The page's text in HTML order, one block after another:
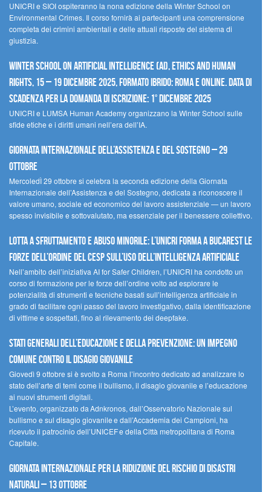
UNICRI e SIOI ospiteranno la nona edizione della Winter School on
Environmental Crimes. Il corso fornirà ai partecipanti una comprensione
completa dei crimini ambientali e delle attuali risposte del sistema di
giustizia.
Winter School on Artificial Intelligence (AI), Ethics and Human
Rights, 15 – 19 dicembre 2025, Formato Ibrido: Roma e online. Data di
scadenza per la domanda di iscrizione: 1° dicembre 2025
UNICRI e LUMSA Human Academy organizzano la Winter School sulle
sfide etiche e i diritti umani nell’era dell’IA.
Giornata internazionale dell’assistenza e del sostegno – 29
ottobre
MercoledÌ 29 ottobre si celebra la seconda edizione della Giornata
Internazionale dell’Assistenza e del Sostegno, dedicata a riconoscere il
valore umano, sociale ed economico del lavoro assistenziale — un lavoro
spesso invisibile e sottovalutato, ma essenziale per il benessere collettivo.
Lotta a sfruttamento e abuso minorile: l’UNICRI forma a Bucarest le
forze dell’ordine del CESP sull’uso dell’Intelligenza Artificiale
Nell’ambito dell’iniziativa AI for Safer Children, l’UNICRI ha condotto un
corso di formazione per le forze dell’ordine volto ad esplorare le
potenzialità di strumenti e tecniche basati sull’intelligenza artificiale in
grado di facilitare ogni passo del lavoro investigativo, dalla identificazione
di vittime e sospettati, fino al rilevamento dei deepfake.
Stati Generali dell’Educazione e della Prevenzione: un impegno
comune contro il disagio giovanile
Giovedì 9 ottobre si è svolto a Roma l’incontro dedicato ad analizzare lo
stato dell’arte di temi come il bullismo, il disagio giovanile e l’educazione
ai nuovi strumenti digitali.
L’evento, organizzato da Adnkronos, dall’Osservatorio Nazionale sul
bullismo e sul disagio giovanile e dall’Accademia dei Campioni, ha
ricevuto il patrocinio dell’UNICEF e della Città metropolitana di Roma
Capitale.
Giornata internazionale per la riduzione del rischio di disastri
naturali – 13 ottobre